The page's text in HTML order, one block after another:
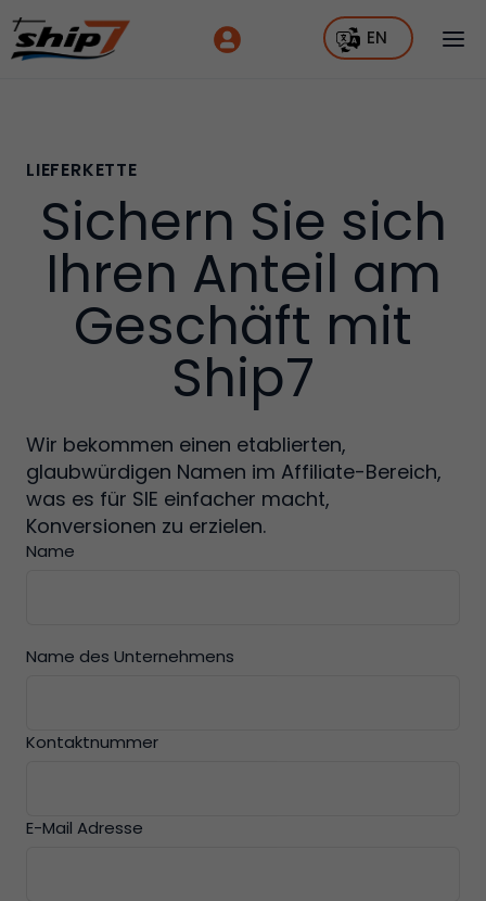
EN
LIEFERKETTE
Sichern Sie sich
Ihren Anteil am
Geschäft mit
Ship7
Wir bekommen einen etablierten,
glaubwürdigen Namen im Affiliate-Bereich,
was es für SIE einfacher macht,
Konversionen zu erzielen.
Name
Name des Unternehmens
Kontaktnummer
E-Mail Adresse